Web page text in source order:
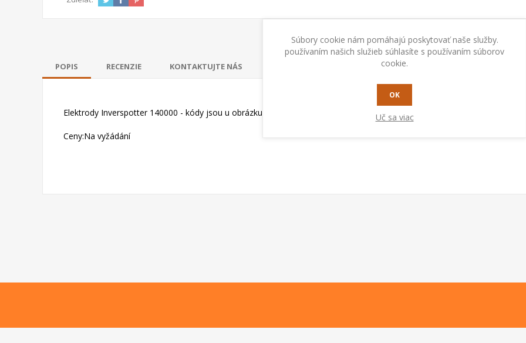
POPIS RECENZIE KONTAKTUJTE NÁS
Elektrody Inverspotter 140000 - kódy jsou u obrázku
Ceny:Na vyžádání
Súbory cookie nám pomáhajú poskytovať naše služby.
používaním našich služieb súhlasíte s používaním súborov
cookie.
OK
Uč sa viac